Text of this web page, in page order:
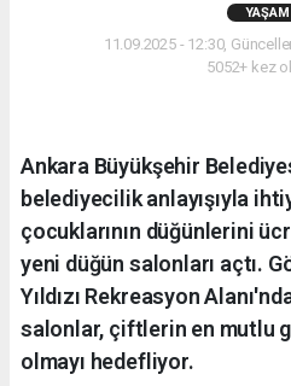
YAŞAM
11.09.2025 - 12:30,
5052+ kez
Ankara Büyükşehir
belediyecilik anlayışıyla
çocuklarının düğünlerini
yeni düğün salonları açtı.
Yıldızı Rekreasyon
salonlar, çiftlerin en mutlu
olmayı hedefliyor.